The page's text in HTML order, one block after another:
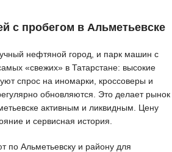
с пробегом в Альметьевске
нефтяной город, и парк машин с
«свежих» в Татарстане: высокие
спрос на иномарки, кроссоверы и
обновляются. Это делает рынок
активным и ликвидным. Цену
и сервисная история.
по Альметьевску и району для